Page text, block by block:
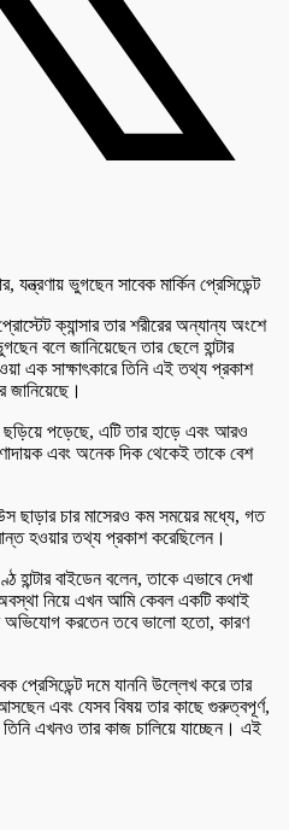
ক্যান্সার তার শরীরের অন্যান্য অংশে
বলে জানিয়েছেন তার ছেলে হান্টার
এক সাক্ষাৎকারে তিনি এই তথ্য প্রকাশ
জানিয়েছে।
ছড়িয়ে পড়েছে, এটি তার হাড়ে এবং আরও
এবং অনেক দিক থেকেই তাকে বেশ
ছাড়ার চার মাসেরও কম সময়ের মধ্যে, গত
হওয়ার তথ্য প্রকাশ করেছিলেন।
হান্টার বাইডেন বলেন, তাকে এভাবে দেখা
অবস্থা নিয়ে এখন আমি কেবল একটি কথাই
অভিযোগ করতেন তবে ভালো হতো, কারণ
প্রেসিডেন্ট দমে যাননি উল্লেখ করে তার
এবং যেসব বিষয় তার কাছে গুরুত্বপূর্ণ,
এখনও তার কাজ চালিয়ে যাচ্ছেন। এই